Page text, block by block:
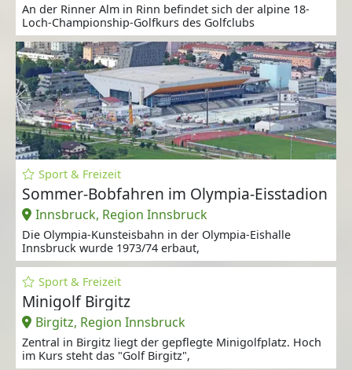
An der Rinner Alm in Rinn befindet sich der alpine 18-
Loch-Championship-Golfkurs des Golfclubs
Sport & Freizeit
Sommer-Bobfahren im Olympia-Eisstadion
Innsbruck, Region Innsbruck
Die Olympia-Kunsteisbahn in der Olympia-Eishalle
Innsbruck wurde 1973/74 erbaut,
Sport & Freizeit
Minigolf Birgitz
Birgitz, Region Innsbruck
Zentral in Birgitz liegt der gepflegte Minigolfplatz. Hoch
im Kurs steht das "Golf Birgitz",